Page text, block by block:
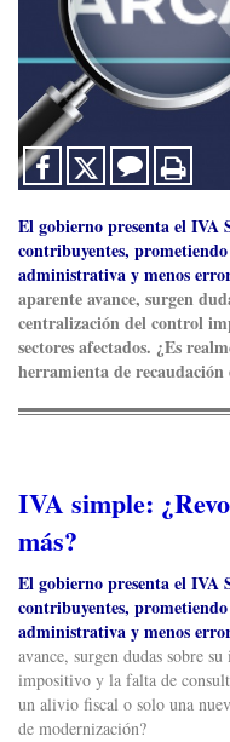
El gobierno presenta el IVA
contribuyentes,
administrativa y menos
aparente avance, surgen
centralización del control
sectores afectados. ¿Es
herramienta de
IVA simple:
más?
El gobierno presenta el IVA
contribuyentes,
administrativa y menos
avance, surgen dudas sobre
impositivo y la falta de
un alivio fiscal o solo una
de modernización?